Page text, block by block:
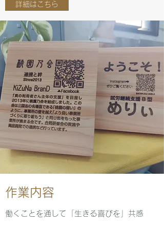
詳細はこちら
​作業内容
​働くことを通して「生きる喜びを」共感